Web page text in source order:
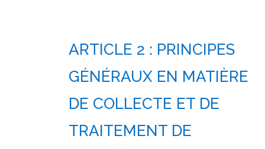
ARTICLE 2 : PRINCIPES
GÉNÉRAUX EN MATIÈRE
DE COLLECTE ET DE
TRAITEMENT DE